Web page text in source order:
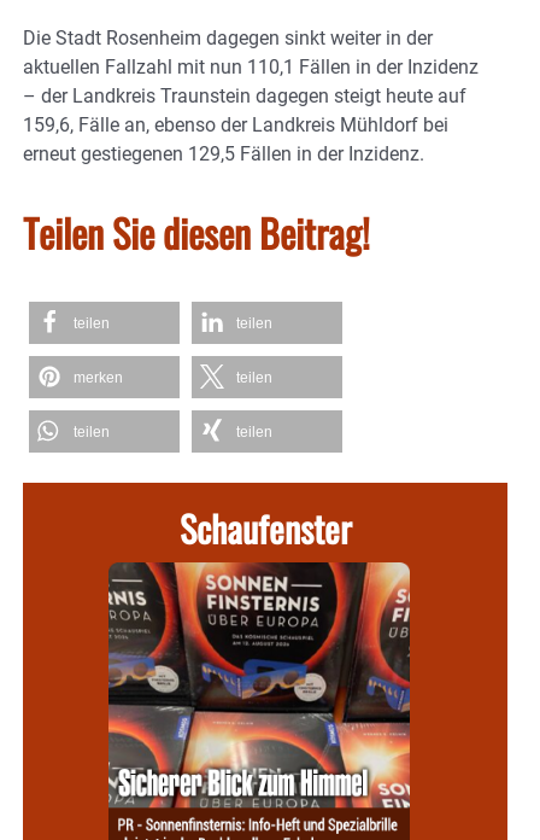
Die Stadt Rosenheim dagegen sinkt weiter in der
aktuellen Fallzahl mit nun 110,1 Fällen in der Inzidenz
– der Landkreis Traunstein dagegen steigt heute auf
159,6, Fälle an, ebenso der Landkreis Mühldorf bei
erneut gestiegenen 129,5 Fällen in der Inzidenz.
Teilen Sie diesen Beitrag!
teilen teilen
merken teilen
teilen teilen
Schaufenster